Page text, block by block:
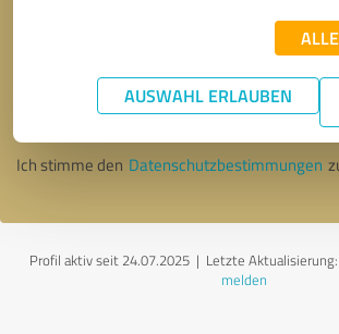
AUSWAHL ERLAUBEN
*
Nachricht senden
Ich stimme den Datenschutzbestimmungen
Profil aktiv seit 24.07.2025 | Letzte
melden